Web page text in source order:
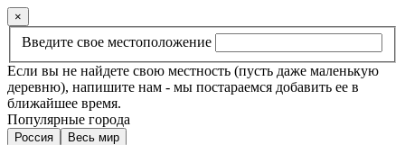
×
Введите свое местоположение
Если вы не найдете свою местность (пусть даже маленькую
деревню), напишите нам - мы постараемся добавить ее в
ближайшее время.
Популярные города
Россия Весь мир